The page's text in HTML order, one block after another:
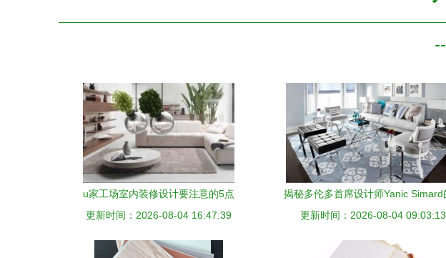
u家工场室内装修设计要注意的5点
更新时间：2026-08-04 16:47:39
揭秘多伦多首席设计师Yanic Simard
居美学 品味与奢华的完美融合
更新时间：2026-08-04 09:03:13